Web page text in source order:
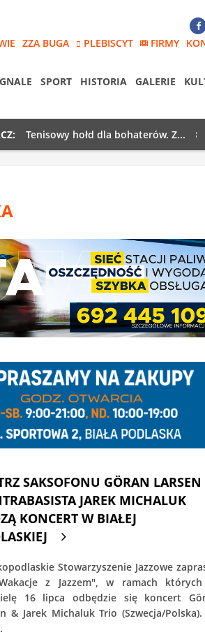
ZZA BUGA PLEBISCYT FIRMY
SPORT HISTORIA GALERIE
Tenisowy hołd dla bohaterów. Z...
SAKSOFONU GÖRAN LARSEN
JAREK MICHALUK
KONCERT W BIAŁEJ
Stowarzyszenie Jazzowe
z Jazzem", w ramach
16 lipca odbędzie się koncert
& Jarek Michaluk Trio (Szwecja/Polska).